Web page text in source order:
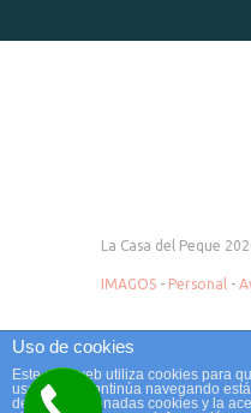
La Casa del Peque
IMAGOS - Personal -
Uso de cookies
Este sitio web utiliza cookies para
usuario. Si continúa navegando
de las mencionadas cookies y la